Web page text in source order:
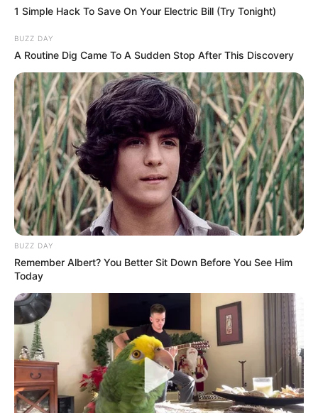
1 Simple Hack To Save On Your Electric Bill (Try Tonight)
BUZZ DAY
A Routine Dig Came To A Sudden Stop After This Discovery
BUZZ DAY
Remember Albert? You Better Sit Down Before You See Him
Today